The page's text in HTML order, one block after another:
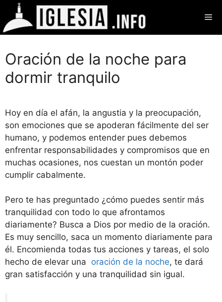
Saltar
contenido
Oración de la noche para
dormir tranquilo
Hoy en día el afán, la angustia y la preocupación,
son emociones que se apoderan fácilmente del ser
humano, y podemos entender pues debemos
enfrentar responsabilidades y compromisos que en
muchas ocasiones, nos cuestan un montón poder
cumplir cabalmente.
Pero te has preguntado ¿cómo puedes sentir más
tranquilidad con todo lo que afrontamos
diariamente? Busca a Dios por medio de la oración.
Es muy sencillo, saca un momento diariamente para
él. Encomienda todas tus acciones y tareas, el solo
hecho de elevar una oración de la noche, te dará
gran satisfacción y una tranquilidad sin igual.